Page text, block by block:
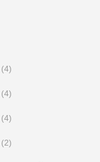
(4)
(4)
(4)
(2)